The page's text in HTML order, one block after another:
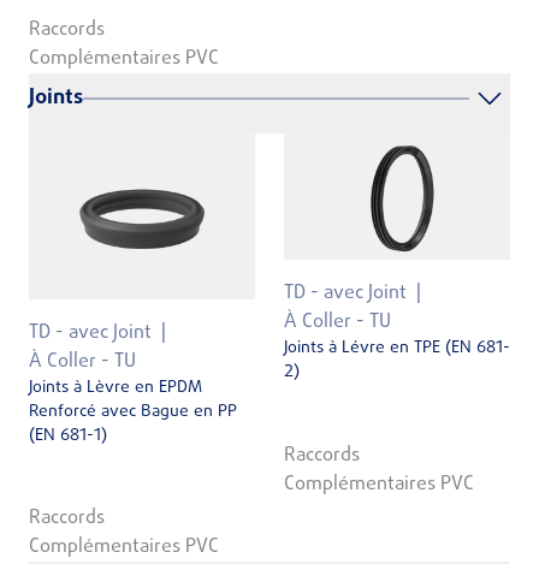
Raccords
Complémentaires PVC
Joints
TD - avec Joint
À Coller - TU
Joints à Lèvre en EPDM
Renforcé avec Bague en PP
(EN 681-1)
Raccords
Complémentaires PVC
TD - avec Joint
À Coller - TU
Joints à Lévre en TPE (EN 681-
2)
Raccords
Complémentaires PVC